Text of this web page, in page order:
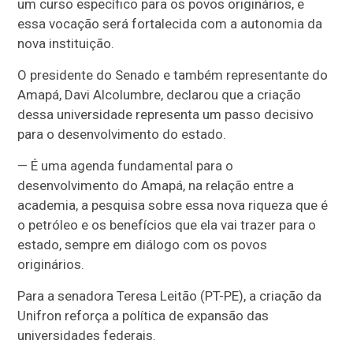
um curso específico para os povos originários, e
essa vocação será fortalecida com a autonomia da
nova instituição.
O presidente do Senado e também representante do
Amapá, Davi Alcolumbre, declarou que a criação
dessa universidade representa um passo decisivo
para o desenvolvimento do estado.
— É uma agenda fundamental para o
desenvolvimento do Amapá, na relação entre a
academia, a pesquisa sobre essa nova riqueza que é
o petróleo e os benefícios que ela vai trazer para o
estado, sempre em diálogo com os povos
originários.
Para a senadora Teresa Leitão (PT-PE), a criação da
Unifron reforça a política de expansão das
universidades federais.